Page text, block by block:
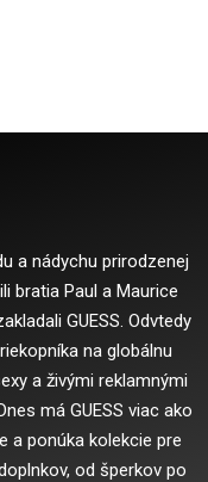
a nádychu prirodzenej
bratia Paul a Maurice
GUESS. Odvtedy
na globálnu
a živými reklamnými
má GUESS viac ako
a ponúka kolekcie pre
od šperkov po